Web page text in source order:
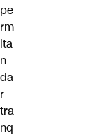
pe
rm
ita
n
da
r
tra
nq